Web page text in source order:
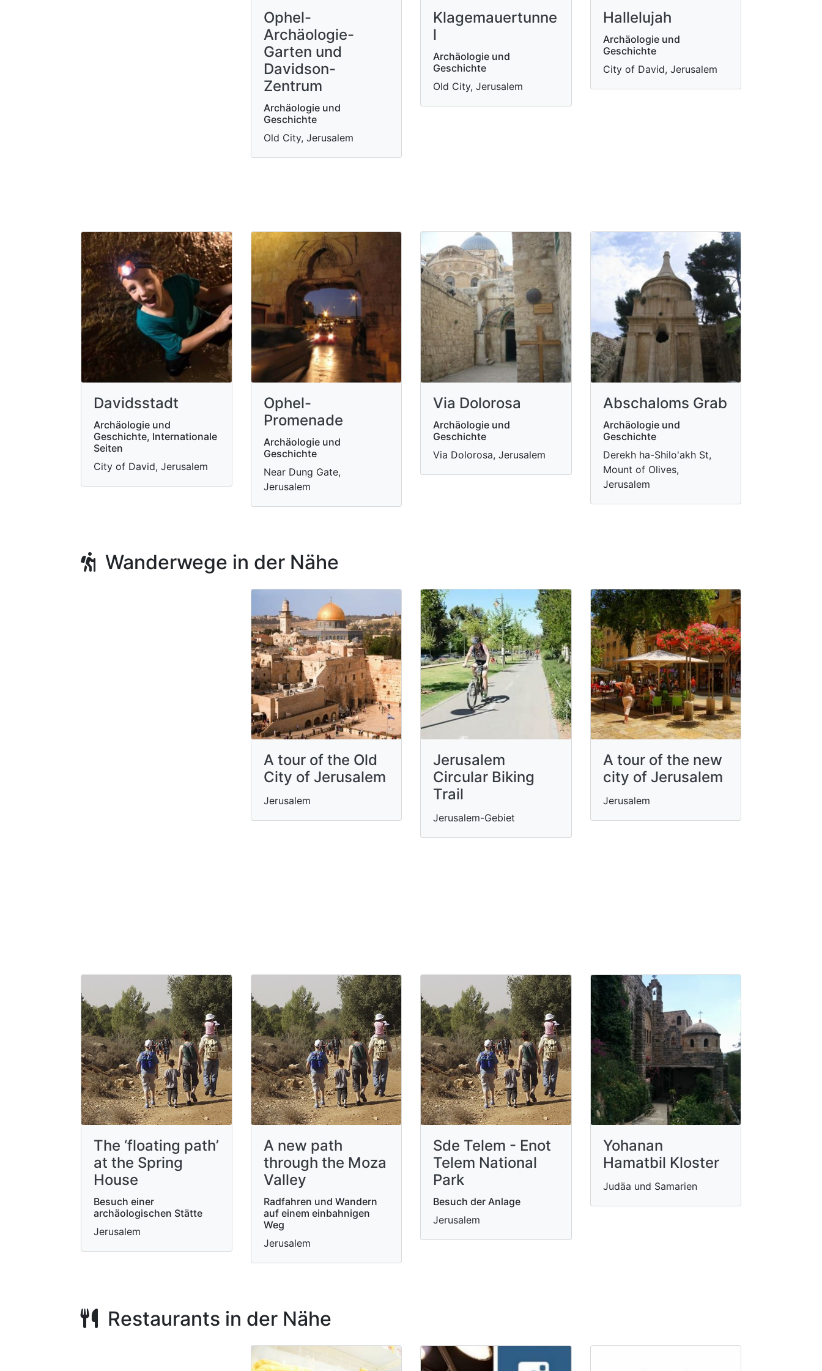
Ophel-
Archäologie-
Garten und
Davidson-
Zentrum
Archäologie und
Geschichte
Old City, Jerusalem
Klagemauertunne
l
Archäologie und
Geschichte
Old City, Jerusalem
Hallelujah
Archäologie und
Geschichte
City of David, Jerusalem
Davidsstadt
Archäologie und
Geschichte, Internationale
Seiten
City of David, Jerusalem
Ophel-
Promenade
Archäologie und
Geschichte
Near Dung Gate,
Jerusalem
Via Dolorosa
Archäologie und
Geschichte
Via Dolorosa, Jerusalem
Abschaloms Grab
Archäologie und
Geschichte
Derekh ha-Shilo'akh St,
Mount of Olives,
Jerusalem
Wanderwege in der Nähe
A tour of the Old
City of Jerusalem
Jerusalem
Jerusalem
Circular Biking
Trail
Jerusalem-Gebiet
A tour of the new
city of Jerusalem
Jerusalem
The ‘floating path’
at the Spring
House
Besuch einer
archäologischen Stätte
Jerusalem
A new path
through the Moza
Valley
Radfahren und Wandern
auf einem einbahnigen
Weg
Jerusalem
Sde Telem - Enot
Telem National
Park
Besuch der Anlage
Jerusalem
Yohanan
Hamatbil Kloster
Judäa und Samarien
Restaurants in der Nähe